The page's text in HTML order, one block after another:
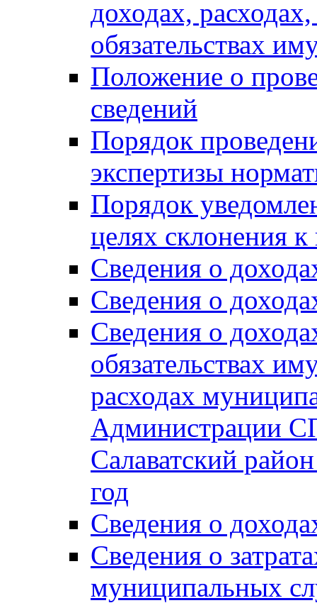
доходах,
обязательствах
Положение о
сведений
Порядок
экспертизы
Порядок
целях склонения
Сведения о
Сведения о
Сведения о
обязательствах
расходах
Администрации
Салаватский
год
Сведения о
Сведения о
муниципальных